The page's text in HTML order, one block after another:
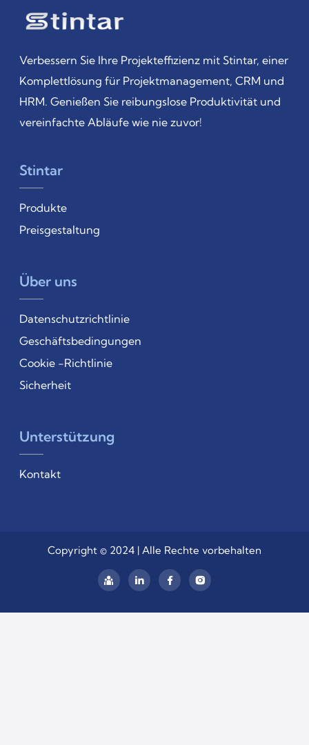
Verbessern Sie Ihre Projekteffizienz mit Stintar, einer
Komplettlösung für Projektmanagement, CRM und
HRM. Genießen Sie reibungslose Produktivität und
vereinfachte Abläufe wie nie zuvor!
Stintar
Produkte
Preisgestaltung
Über uns
Datenschutzrichtlinie
Geschäftsbedingungen
Cookie -Richtlinie
Sicherheit
Unterstützung
Kontakt
Copyright © 2024 | Alle Rechte vorbehalten